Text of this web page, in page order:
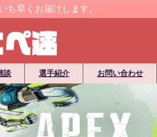
ち早くお届けします。
談 選手紹介 お問い合わせ